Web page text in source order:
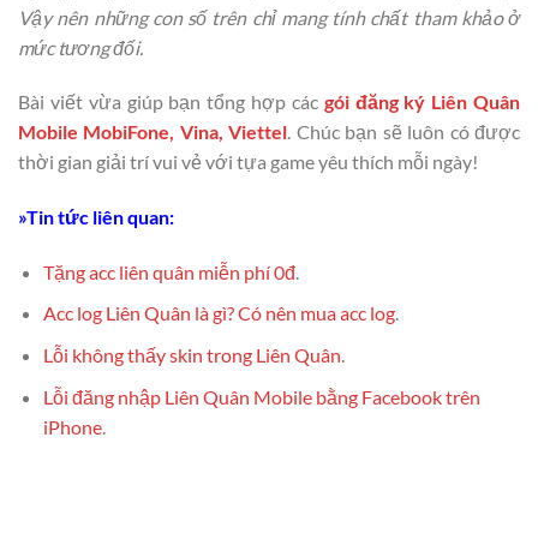
Vậy nên những con số trên chỉ mang tính chất tham khảo ở
mức tương đối.
Bài viết vừa giúp bạn tổng hợp các gói đăng ký Liên Quân
Mobile MobiFone, Vina, Viettel. Chúc bạn sẽ luôn có được
thời gian giải trí vui vẻ với tựa game yêu thích mỗi ngày!
»Tin tức liên quan:
Tặng acc liên quân miễn phí 0đ.
Acc log Liên Quân là gì? Có nên mua acc log.
Lỗi không thấy skin trong Liên Quân.
Lỗi đăng nhập Liên Quân Mobile bằng Facebook trên
iPhone.